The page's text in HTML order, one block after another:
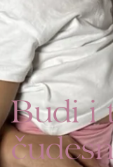
Budi i